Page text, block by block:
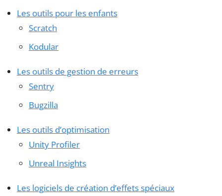
Les outils pour les enfants
Scratch
Kodular
Les outils de gestion de erreurs
Sentry
Bugzilla
Les outils d’optimisation
Unity Profiler
Unreal Insights
Les logiciels de création d’effets spéciaux